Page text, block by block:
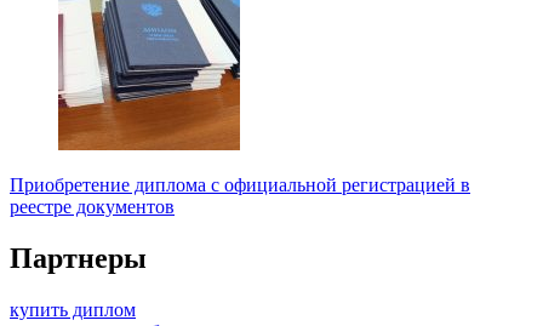
Приобретение диплома с официальной регистрацией в
реестре документов
Партнеры
купить диплом